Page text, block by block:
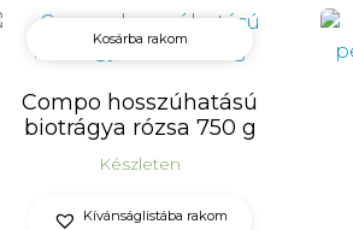
Kosárba rakom
Compo hosszúhatású
biotrágya rózsa 750 g
Készleten
Kívánságlistába rakom